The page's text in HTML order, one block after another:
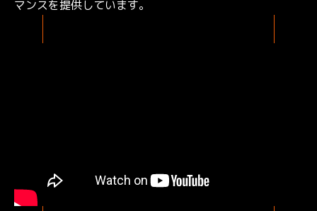
マンスを提供しています。